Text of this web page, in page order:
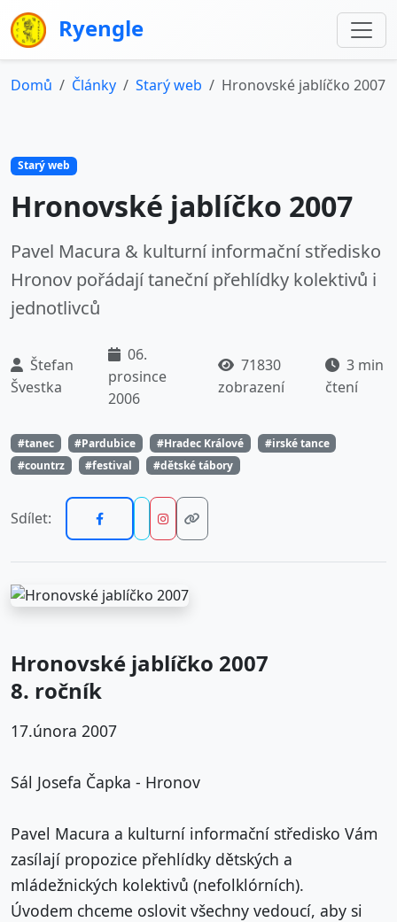
Ryengle
Domů Články Starý web Hronovské jablíčko 2007
Starý web
Hronovské jablíčko 2007
Pavel Macura & kulturní informační středisko
Hronov pořádají taneční přehlídky kolektivů i
jednotlivců
Štefan
Švestka
06.
prosince
2006
71830
zobrazení
3 min
čtení
#tanec #Pardubice #Hradec Králové
#irské tance
#countrz
#festival #dětské tábory
Sdílet:
Hronovské jablíčko 2007
8. ročník
17.února 2007
Sál Josefa Čapka - Hronov
Pavel Macura a kulturní informační středisko Vám
zasílají propozice přehlídky dětských a
mládežnických kolektivů (nefolklórních).
Úvodem chceme oslovit všechny vedoucí, aby si